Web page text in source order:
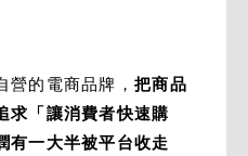
營的電商品牌，把商品
求「讓消費者快速購
有一大半被平台收走